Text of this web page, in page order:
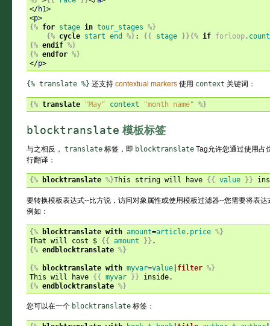
</h1>
<p>
{% for stage in tour_stages %}
{% cycle start end %} : {{ stage }}{% if forloop
{% endif %}
{% endfor %}
</p>
{% translate %} 还支持 contextual markers 使用 context 关键词：
{% translate "May" context "month name" %}
blocktranslate 模板标签
与之相反， translate 标签，即 blocktranslate Tag允许您通过使用占
行翻译：
{% blocktranslate %}This string will have {{ value }}
要转换模板表达式--比方说，访问对象属性或使用模板过滤器--您需要将表
例如：
{% blocktranslate with amount=article.price %}
That will cost $ {{ amount }}
{% endblocktranslate %}
{% blocktranslate with myvar=value| filter %}
This will have {{ myvar }}
{% endblocktranslate %}
您可以在一个 blocktranslate 标签：